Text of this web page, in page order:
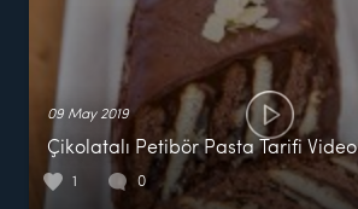
09 May 2019
Çikolatalı Petibör Pasta Tarifi Video
1 0